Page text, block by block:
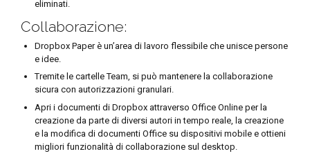
eliminati.
Collaborazione:
Dropbox Paper è un’area di lavoro flessibile che unisce persone
e idee.
Tremite le cartelle Team, si può mantenere la collaborazione
sicura con autorizzazioni granulari.
Apri i documenti di Dropbox attraverso Office Online per la
creazione da parte di diversi autori in tempo reale, la creazione
e la modifica di documenti Office su dispositivi mobile e ottieni
migliori funzionalità di collaborazione sul desktop.